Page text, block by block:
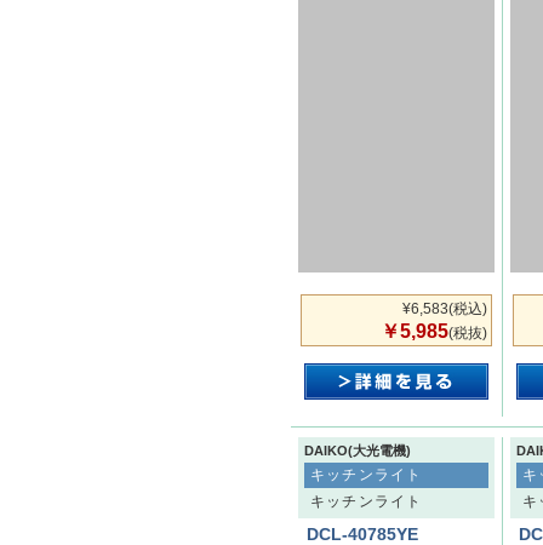
¥6,583(税込)
￥5,985(税抜)
DAIKO(大光電機)
キッチンライト
キッチンライト
DCL-40785YE
キ
キ